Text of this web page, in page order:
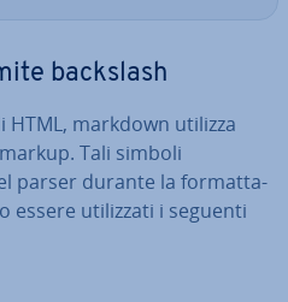
backslash
markdown utilizza
Tali simboli
parser durante la for­mat­ta­
essere uti­liz­za­ti i seguenti